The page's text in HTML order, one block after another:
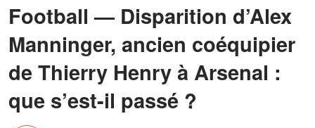
Football — Disparition d’Alex
Manninger, ancien coéquipier
de Thierry Henry à Arsenal :
que s’est-il passé ?